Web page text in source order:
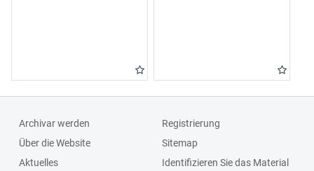
Archivar werden
Über die Website
Aktuelles
Registrierung
Sitemap
Identifizieren Sie das Material